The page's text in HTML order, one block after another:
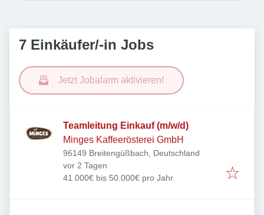
7 Einkäufer/-in Jobs
Jetzt Jobalarm aktivieren!
Teamleitung Einkauf (m/w/d)
Minges Kaffeerösterei GmbH
96149 Breitengüßbach, Deutschland
Veröffentlicht
vor 2 Tagen
41.000€ bis 50.000€ pro Jahr